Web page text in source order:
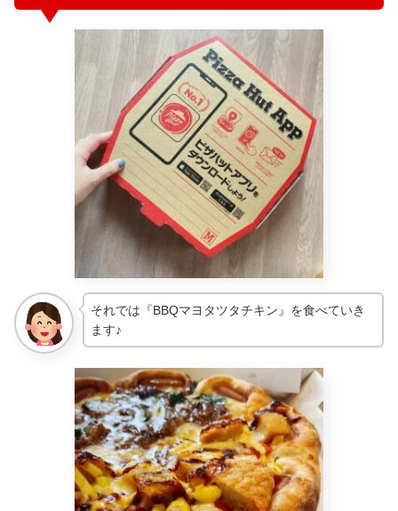
それでは『BBQマヨタツタチキン』を食べていき
ます♪